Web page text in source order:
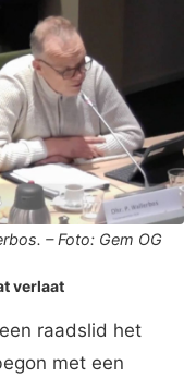
– Foto: Gem OG
verlaat
raadslid het
met een